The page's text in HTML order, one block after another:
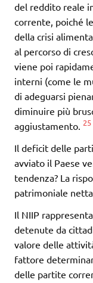
del reddito reale
corrente, poiché
della crisi
al percorso di
viene poi
interni (come le
di adeguarsi
diminuire più
aggiustamento. 25
Il deficit delle
avviato il Paese
tendenza? La
patrimoniale
Il NIIP
detenute da
valore delle
fattore
delle partite